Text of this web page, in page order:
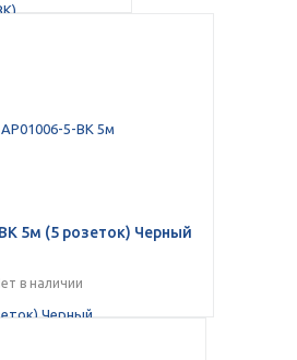
5м (5 розеток) Черный
в наличии